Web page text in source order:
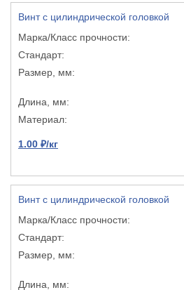
Винт с цилиндрической головкой
1.00 ₽/кг
Винт с цилиндрической головкой